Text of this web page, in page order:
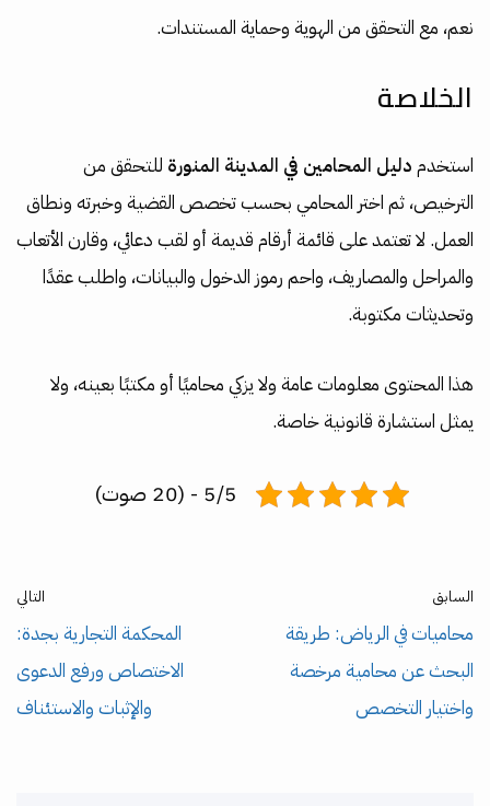
نعم، مع التحقق من الهوية وحماية المستندات.
الخلاصة
استخدم دليل المحامين في المدينة المنورة للتحقق من
الترخيص، ثم اختر المحامي بحسب تخصص القضية وخبرته ونطاق
العمل. لا تعتمد على قائمة أرقام قديمة أو لقب دعائي، وقارن الأتعاب
والمراحل والمصاريف، واحم رموز الدخول والبيانات، واطلب عقدًا
وتحديثات مكتوبة.
هذا المحتوى معلومات عامة ولا يزكي محاميًا أو مكتبًا بعينه، ولا
يمثل استشارة قانونية خاصة.
5/5 - (20 صوت)
السابق
محاميات في الرياض: طريقة
البحث عن محامية مرخصة
واختيار التخصص
التالي
المحكمة التجارية بجدة:
الاختصاص ورفع الدعوى
والإثبات والاستئناف